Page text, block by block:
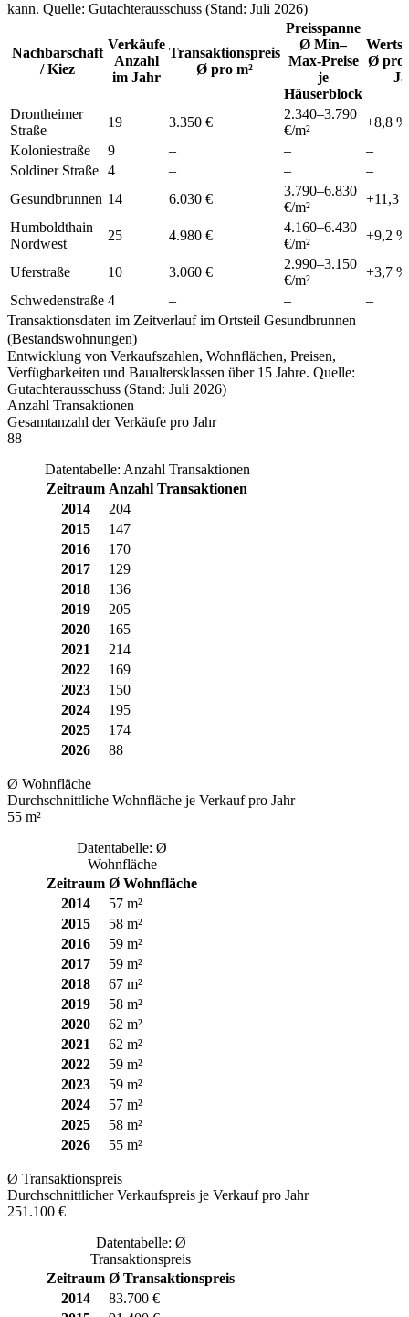
kann. Quelle: Gutachterausschuss (Stand: Juli 2026)
Nachbarschaft
/ Kiez
Verkäufe
Anzahl
im Jahr
Transaktionspreis
Ø pro m²
Preisspanne
Ø Min–
Max-Preise
je
Häuserblock
Ø pro
Drontheimer
Straße
19 3.350 €
2.340–3.790
€/m²
+8,8 %
Koloniestraße
9 – –
–
Soldiner Straße 4 – –
–
Gesundbrunnen 14 6.030 €
3.790–6.830
€/m²
+11,3
Humboldthain
Nordwest
25 4.980 €
4.160–6.430
€/m²
+9,2 %
Uferstraße 10 3.060 €
2.990–3.150
€/m²
+3,7 %
Schwedenstraße 4 – –
–
Transaktionsdaten im Zeitverlauf im Ortsteil Gesundbrunnen
(Bestandswohnungen)
Entwicklung von Verkaufszahlen, Wohnflächen, Preisen,
Verfügbarkeiten und Baualtersklassen über 15 Jahre. Quelle:
Gutachterausschuss (Stand: Juli 2026)
Anzahl Transaktionen
Gesamtanzahl der Verkäufe pro Jahr
88
Datentabelle: Anzahl Transaktionen
Zeitraum Anzahl Transaktionen
2014
204
2015
147
2016
170
2017
129
2018
136
2019
205
2020
165
2021
214
2022
169
2023
150
2024
195
2025
174
2026
88
Ø Wohnfläche
Durchschnittliche Wohnfläche je Verkauf pro Jahr
55 m²
Datentabelle: Ø
Wohnfläche
Zeitraum Ø Wohnfläche
2014
57 m²
2015
58 m²
2016
59 m²
2017
59 m²
2018
67 m²
2019
58 m²
2020
62 m²
2021
62 m²
2022
59 m²
2023
59 m²
2024
57 m²
2025
58 m²
2026
55 m²
Ø Transaktionspreis
Durchschnittlicher Verkaufspreis je Verkauf pro Jahr
251.100 €
Datentabelle: Ø
Transaktionspreis
Zeitraum Ø Transaktionspreis
2014
83.700 €